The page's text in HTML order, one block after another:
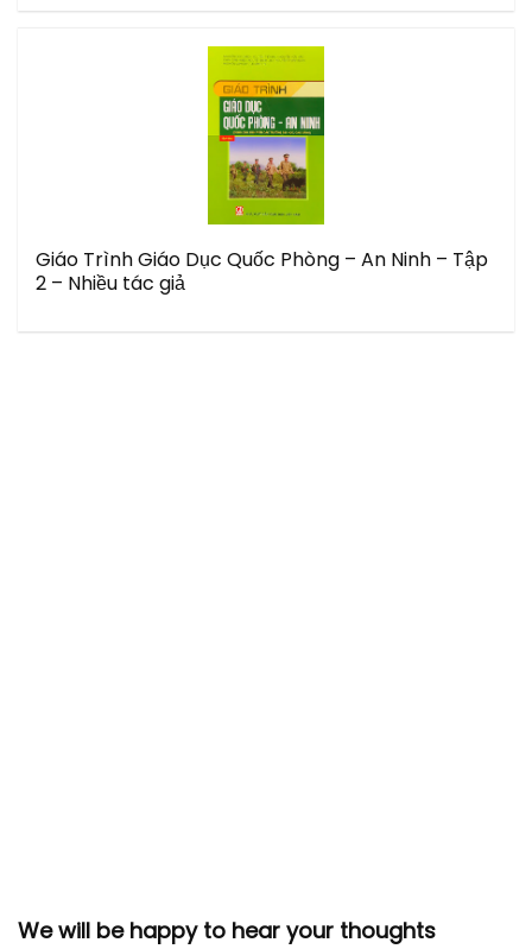
Giáo Trình Giáo Dục Quốc Phòng – An Ninh – Tập
2 – Nhiều tác giả
We will be happy to hear your thoughts